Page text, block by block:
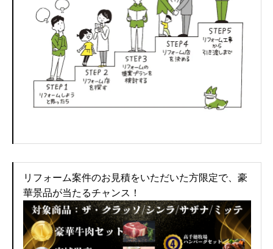
リフォーム案件のお見積をいただいた方限定で、豪
華景品が当たるチャンス！